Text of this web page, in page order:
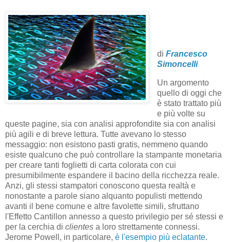
di Francesco
Simoncelli
Un argomento
quello di oggi che
è stato trattato più
e più volte su
queste pagine, sia con analisi approfondite sia con analisi
più agili e di breve lettura. Tutte avevano lo stesso
messaggio: non esistono pasti gratis, nemmeno quando
esiste qualcuno che può controllare la stampante monetaria
per creare tanti foglietti di carta colorata con cui
presumibilmente espandere il bacino della ricchezza reale.
Anzi, gli stessi stampatori conoscono questa realtà e
nonostante a parole siano alquanto populisti mettendo
avanti il bene comune e altre favolette simili, sfruttano
l'Effetto Cantillon annesso a questo privilegio per sé stessi e
per la cerchia di clientes a loro strettamente connessi.
Jerome Powell, in particolare, è l'esempio più eclatante.